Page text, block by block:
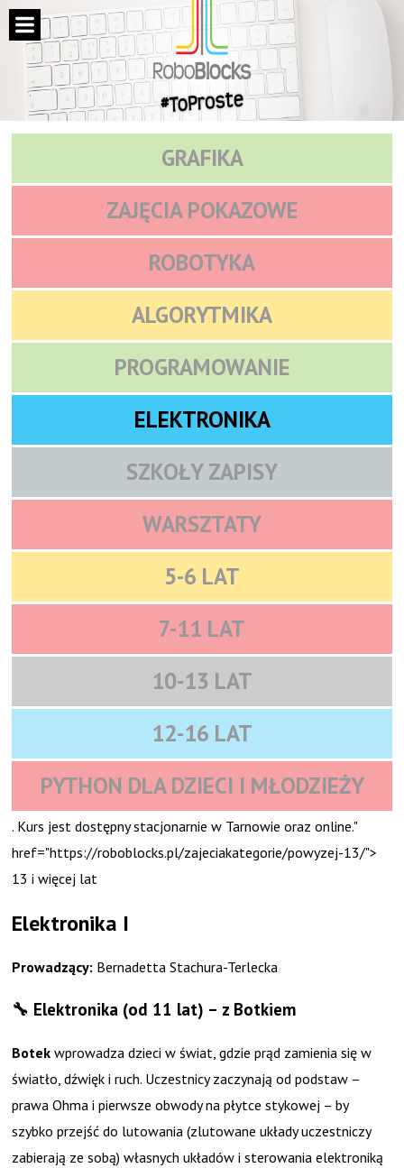
GRAFIKA
ZAJĘCIA POKAZOWE
ROBOTYKA
ALGORYTMIKA
PROGRAMOWANIE
ELEKTRONIKA
SZKOŁY ZAPISY
WARSZTATY
5-6 LAT
7-11 LAT
10-13 LAT
12-16 LAT
PYTHON DLA DZIECI I MŁODZIEŻY
. Kurs jest dostępny stacjonarnie w Tarnowie oraz online."
href="https://roboblocks.pl/zajeciakategorie/powyzej-13/">
13 i więcej lat
Elektronika I
Prowadzący: Bernadetta Stachura-Terlecka
🔧 Elektronika (od 11 lat) – z Botkiem
Botek wprowadza dzieci w świat, gdzie prąd zamienia się w
światło, dźwięk i ruch. Uczestnicy zaczynają od podstaw –
prawa Ohma i pierwsze obwody na płytce stykowej – by
szybko przejść do lutowania (zlutowane układy uczestniczy
zabierają ze sobą) własnych układów i sterowania elektroniką